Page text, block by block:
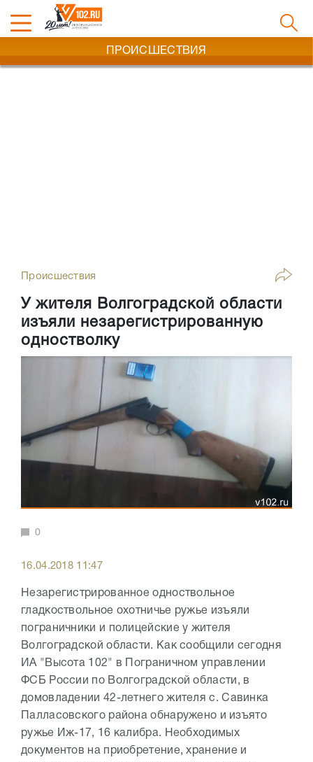
ПРОИСШЕСТВИЯ
Происшествия
У жителя Волгоградской области
изъяли незарегистрированную
одностволку
0
16.04.2018 11:47
Незарегистрированное одноствольное
гладкоствольное охотничье ружье изъяли
пограничники и полицейские у жителя
Волгоградской области. Как сообщили сегодня
ИА "Высота 102" в Пограничном управлении
ФСБ России по Волгоградской области, в
домовладении 42-летнего жителя с. Савинка
Палласовского района обнаружено и изъято
ружье Иж-17, 16 калибра. Необходимых
документов на приобретение, хранение и